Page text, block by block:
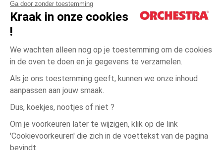
Ga door zonder toestemming
Kraak in onze cookies
!
We wachten alleen nog op je toestemming om de cookies
in de oven te doen en je gegevens te verzamelen.
Als je ons toestemming geeft, kunnen we onze inhoud
aanpassen aan jouw smaak.
Dus, koekjes, nootjes of niet ?
Om je voorkeuren later te wijzigen, klik op de link
'Cookievoorkeuren' die zich in de voettekst van de pagina
bevindt.
Ecru Ecru
6
Algemene verkoopsvoorwaarden
Wettelijke bepalingen
Persoonsgegevens